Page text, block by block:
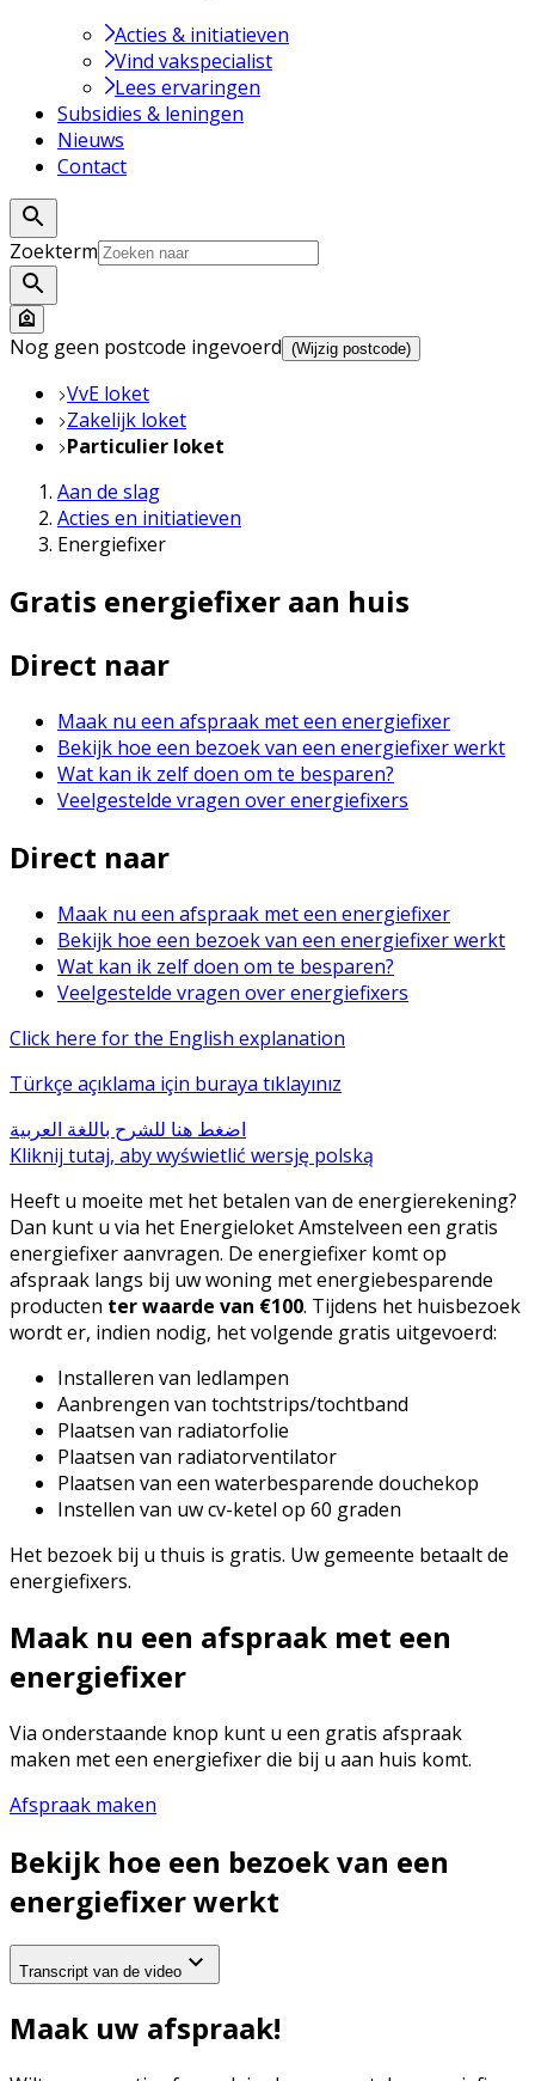
Acties & initiatieven
Vind vakspecialist
Lees ervaringen
Subsidies & leningen
Nieuws
Contact
Zoekterm
Nog geen postcode ingevoerd (Wijzig postcode)
VvE loket
Zakelijk loket
Particulier loket
Aan de slag
Acties en initiatieven
Energiefixer
Gratis energiefixer aan huis
Direct naar
Maak nu een afspraak met een energiefixer
Bekijk hoe een bezoek van een energiefixer werkt
Wat kan ik zelf doen om te besparen?
Veelgestelde vragen over energiefixers
Direct naar
Maak nu een afspraak met een energiefixer
Bekijk hoe een bezoek van een energiefixer werkt
Wat kan ik zelf doen om te besparen?
Veelgestelde vragen over energiefixers
Click here for the English explanation
Türkçe açıklama için buraya tıklayınız
اضغط هنا للشرح باللغة العربية
Kliknij tutaj, aby wyświetlić wersję polską
Heeft u moeite met het betalen van de energierekening?
Dan kunt u via het Energieloket Amstelveen een gratis
energiefixer aanvragen. De energiefixer komt op
afspraak langs bij uw woning met energiebesparende
producten ter waarde van €100. Tijdens het huisbezoek
wordt er, indien nodig, het volgende gratis uitgevoerd:
Installeren van ledlampen
Aanbrengen van tochtstrips/tochtband
Plaatsen van radiatorfolie
Plaatsen van radiatorventilator
Plaatsen van een waterbesparende douchekop
Instellen van uw cv-ketel op 60 graden
Het bezoek bij u thuis is gratis. Uw gemeente betaalt de
energiefixers.
Maak nu een afspraak met een
energiefixer
Via onderstaande knop kunt u een gratis afspraak
maken met een energiefixer die bij u aan huis komt.
Afspraak maken
Bekijk hoe een bezoek van een
energiefixer werkt
Transcript van de video
Maak uw afspraak!